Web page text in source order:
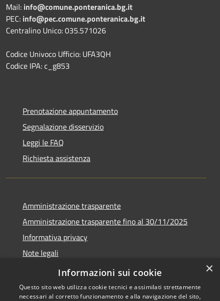
Mail: info@comune.ponteranica.bg.it
PEC: info@pec.comune.ponteranica.bg.it
Centralino Unico: 035.571026
Codice Univoco Ufficio: UFA3QH
Codice IPA: c_g853
Prenotazione appuntamento
Segnalazione disservizio
Leggi le FAQ
Richiesta assistenza
Amministrazione trasparente
Amministrazione trasparente fino al 30/11/2025
Informativa privacy
Note legali
Dichiarazione di accessibilità
×
Informazioni sui cookie
Questo sito web utilizza cookie tecnici e assimilati strettamente
necessari al corretto funzionamento e alla navigazione del sito,